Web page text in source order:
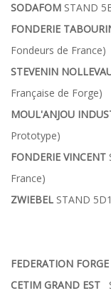
SODAFOM STAND
FONDERIE
Fondeurs de France)
STEVENIN
Française de Forge)
MOUL'ANJOU
Prototype)
FONDERIE VINCENT
France)
ZWIEBEL STAND
FEDERATION
CETIM GRAND EST